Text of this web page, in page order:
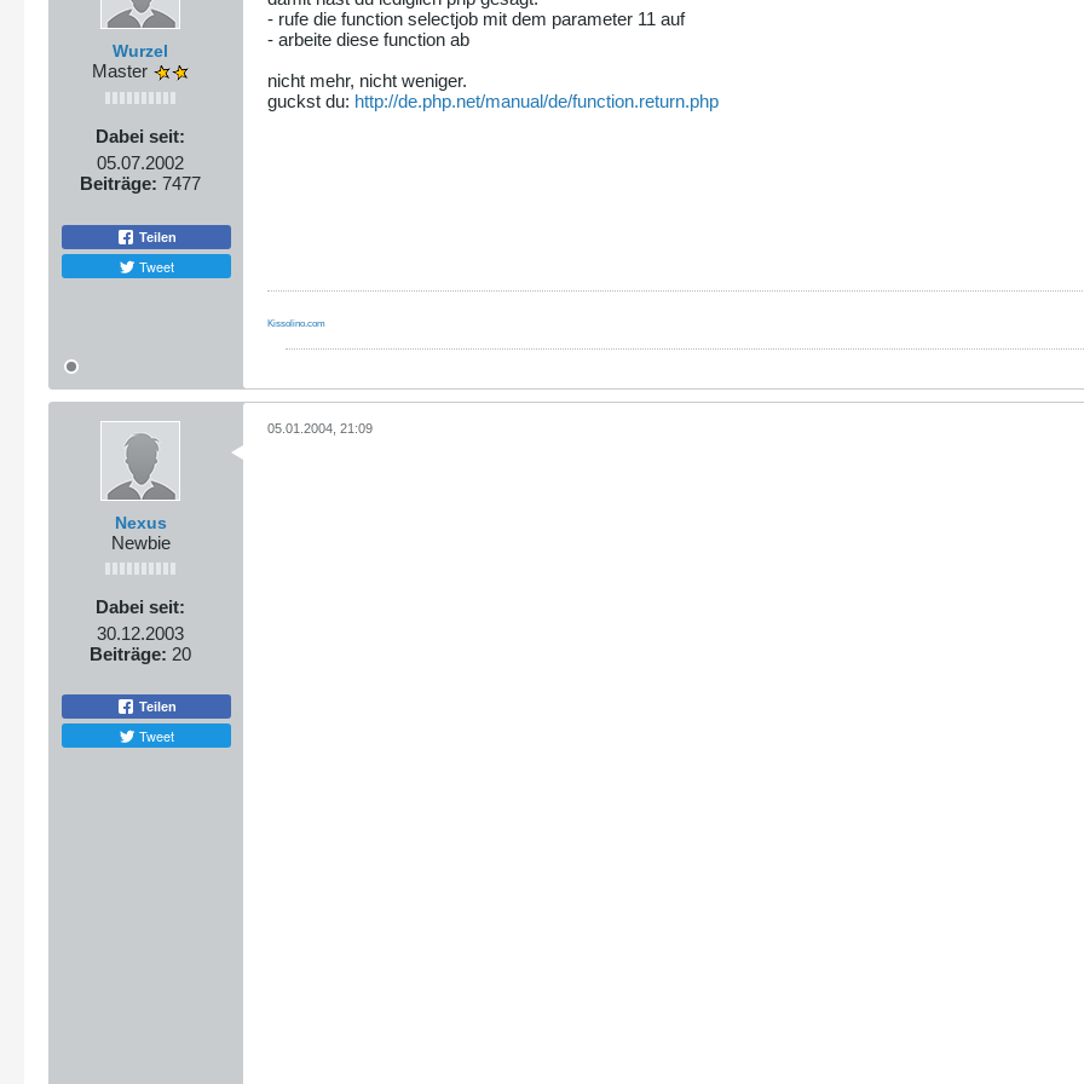
Wurzel
Master
Dabei seit:
05.07.2002
Beiträge: 7477
Teilen
Tweet
- rufe die function selectjob mit dem parameter 11 auf
- arbeite diese function ab
nicht mehr, nicht weniger.
guckst du: http://de.php.net/manual/de/function.return.php
Kissolino.com
Nexus
Newbie
Dabei seit:
30.12.2003
Beiträge: 20
Teilen
Tweet
05.01.2004, 21:09